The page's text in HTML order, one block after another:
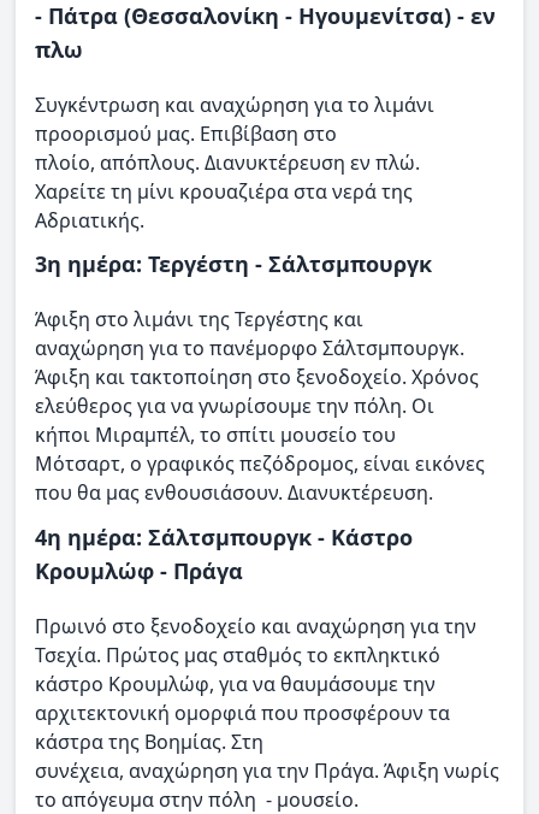
- Πάτρα (Θεσσαλονίκη - Ηγουμενίτσα) - εν
πλω
Συγκέντρωση και αναχώρηση για το λιμάνι
προορισμού μας. Επιβίβαση στο
πλοίο, απόπλους. Διανυκτέρευση εν πλώ.
Χαρείτε τη μίνι κρουαζιέρα στα νερά της
Αδριατικής.
3η ημέρα: Τεργέστη - Σάλτσμπουργκ
Άφιξη στο λιμάνι της Τεργέστης και
αναχώρηση για το πανέμορφο Σάλτσμπουργκ.
Άφιξη και τακτοποίηση στο ξενοδοχείο. Χρόνος
ελεύθερος για να γνωρίσουμε την πόλη. Οι
κήποι Μιραμπέλ, το σπίτι μουσείο του
Μότσαρτ, ο γραφικός πεζόδρομος, είναι εικόνες
που θα μας ενθουσιάσουν. Διανυκτέρευση.
4η ημέρα: Σάλτσμπουργκ - Κάστρο
Κρουμλώφ - Πράγα
Πρωινό στο ξενοδοχείο και αναχώρηση για την
Τσεχία. Πρώτος μας σταθμός το εκπληκτικό
κάστρο Κρουμλώφ, για να θαυμάσουμε την
αρχιτεκτονική ομορφιά που προσφέρουν τα
κάστρα της Βοημίας. Στη
συνέχεια, αναχώρηση για την Πράγα. Άφιξη νωρίς
το απόγευμα στην πόλη - μουσείο.